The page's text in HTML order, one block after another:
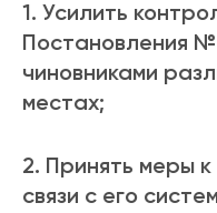
1. Усилить
Постановления №
чиновниками
местах;
2. Принять меры
связи с его